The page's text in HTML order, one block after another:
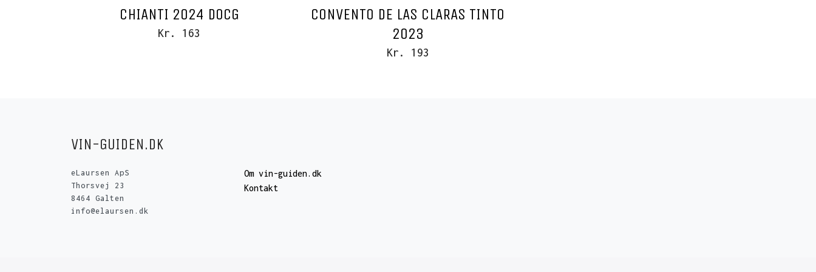
CHIANTI 2024 DOCG
Kr. 163
CONVENTO DE LAS CLARAS TINTO
2023
Kr. 193
VIN-GUIDEN.DK
eLaursen ApS
Thorsvej 23
8464 Galten
info@elaursen.dk
Om vin-guiden.dk
Kontakt